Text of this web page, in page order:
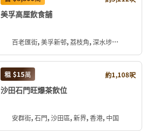
美孚高厘飲食舖
百老匯街, 美孚新邨, 荔枝角, 深水埗區, 九龍, 香港, 中国
租 $15萬 約1,108呎
沙田石門旺爆茶飲位
安群街, 石門, 沙田區, 新界, 香港, 中国